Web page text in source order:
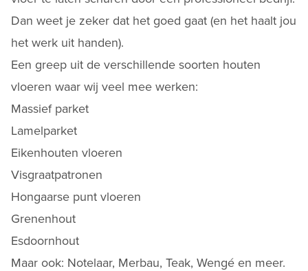
Dan weet je zeker dat het goed gaat (en het haalt jou
het werk uit handen).
Een greep uit de verschillende soorten houten
vloeren waar wij veel mee werken:
Massief parket
Lamelparket
Eikenhouten vloeren
Visgraatpatronen
Hongaarse punt vloeren
Grenenhout
Esdoornhout
Maar ook: Notelaar, Merbau, Teak, Wengé en meer.